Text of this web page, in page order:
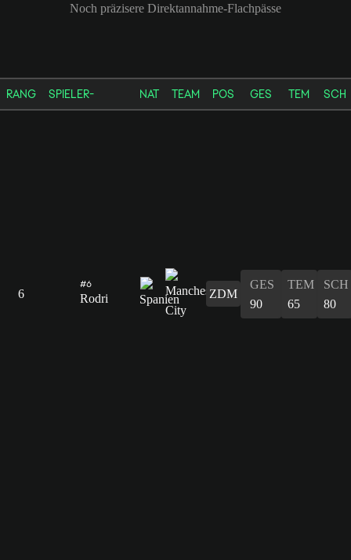
Noch präzisere Direktannahme-Flachpässe
RANG SPIELER- NAT TEAM POS GES TEM SCH
6
#6
Rodri ZDM
GES
90
TEM
65
SCH
80